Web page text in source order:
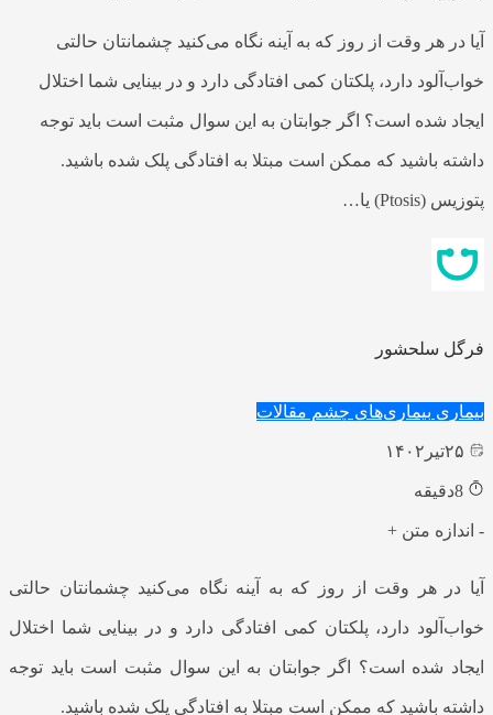
آیا در هر وقت از روز که به آینه نگاه می‌کنید چشمانتان حالتی
خواب‌آلود دارد، پلکتان کمی افتادگی دارد و در بینایی شما اختلال
ایجاد شده است؟ اگر جوابتان به این سوال مثبت است باید توجه
داشته باشید که ممکن است مبتلا به افتادگی پلک شده باشید.
پتوزیس (Ptosis) یا…
فرگل سلحشور
بیماری بیماری‌های چشم مقالات
تیر ۱۴۰۲
دقیقه
- اندازه متن +
آیا در هر وقت از روز که به آینه نگاه می‌کنید چشمانتان حالتی
خواب‌آلود دارد، پلکتان کمی افتادگی دارد و در بینایی شما اختلال
ایجاد شده است؟ اگر جوابتان به این سوال مثبت است باید توجه
داشته باشید که ممکن است مبتلا به افتادگی پلک شده باشید.